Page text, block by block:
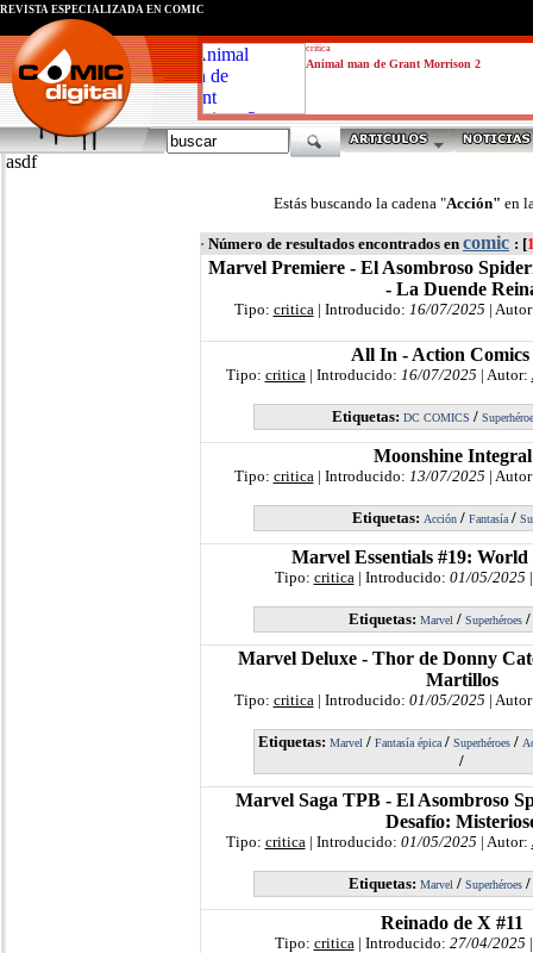
critica
Animal man de Grant Morrison 2
REVISTA ESPECIALIZADA EN CÓMIC
asdf
Estás buscando la cadena "Acción" en
· Número de resultados encontrados en comic : [
Marvel Premiere - El Asombroso
- La Duende
Tipo: critica| Introducido: 16/07/2025 |
All In - Action Comics
Tipo: critica| Introducido: 16/07/2025 | Autor:
Etiquetas: DC COMICS /
Moonshine Integral
Tipo: critica| Introducido: 13/07/2025 |
Etiquetas: Acción/ Fantasía/
Marvel Essentials #19:
Tipo: critica| Introducido: 01/05/2025
Etiquetas: Marvel/ Superhéroes/
Marvel Deluxe - Thor de Donny
Martillos
Tipo: critica| Introducido: 01/05/2025 |
Etiquetas: Marvel / Fantasía épica / Superhéroes /
/
Marvel Saga TPB - El Asombroso
Desafío:
Tipo: critica| Introducido: 01/05/2025 | Autor:
Etiquetas: Marvel/ Superhéroes/
Reinado de X #11
Tipo: critica| Introducido: 27/04/2025